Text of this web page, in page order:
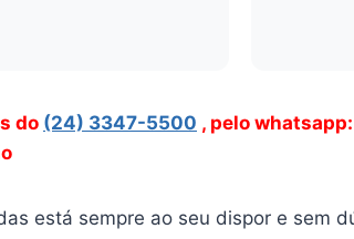
do (24) 3347-5500 , pelo whatsapp:
está sempre ao seu dispor e sem